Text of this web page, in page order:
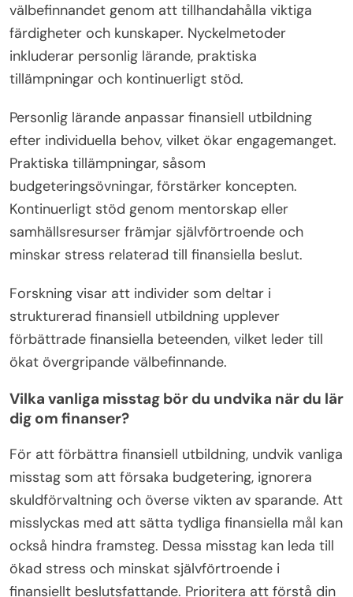
välbefinnandet genom att tillhandahålla viktiga
färdigheter och kunskaper. Nyckelmetoder
inkluderar personlig lärande, praktiska
tillämpningar och kontinuerligt stöd.
Personlig lärande anpassar finansiell utbildning
efter individuella behov, vilket ökar engagemanget.
Praktiska tillämpningar, såsom
budgeteringsövningar, förstärker koncepten.
Kontinuerligt stöd genom mentorskap eller
samhällsresurser främjar självförtroende och
minskar stress relaterad till finansiella beslut.
Forskning visar att individer som deltar i
strukturerad finansiell utbildning upplever
förbättrade finansiella beteenden, vilket leder till
ökat övergripande välbefinnande.
Vilka vanliga misstag bör du undvika när du lär
dig om finanser?
För att förbättra finansiell utbildning, undvik vanliga
misstag som att försaka budgetering, ignorera
skuldförvaltning och överse vikten av sparande. Att
misslyckas med att sätta tydliga finansiella mål kan
också hindra framsteg. Dessa misstag kan leda till
ökad stress och minskat självförtroende i
finansiellt beslutsfattande. Prioritera att förstå din